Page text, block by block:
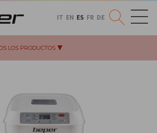
IT EN ES FR DE
LOS PRODUCTOS